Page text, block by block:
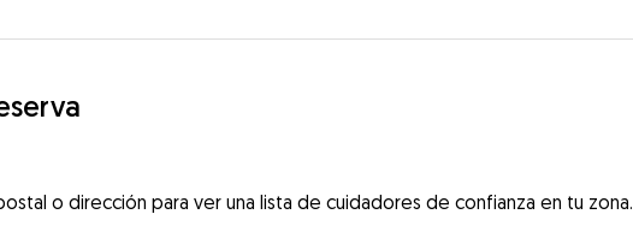
o dirección para ver una lista de cuidadores de confianza en tu zona.